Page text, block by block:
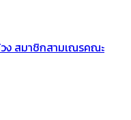
ง สมาชิกสามเณรคณะ